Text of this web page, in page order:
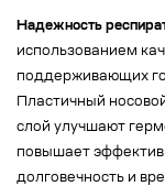
Надежность
использованием
поддерживающих
Пластичный
слой улучшают
повышает
долговечность и